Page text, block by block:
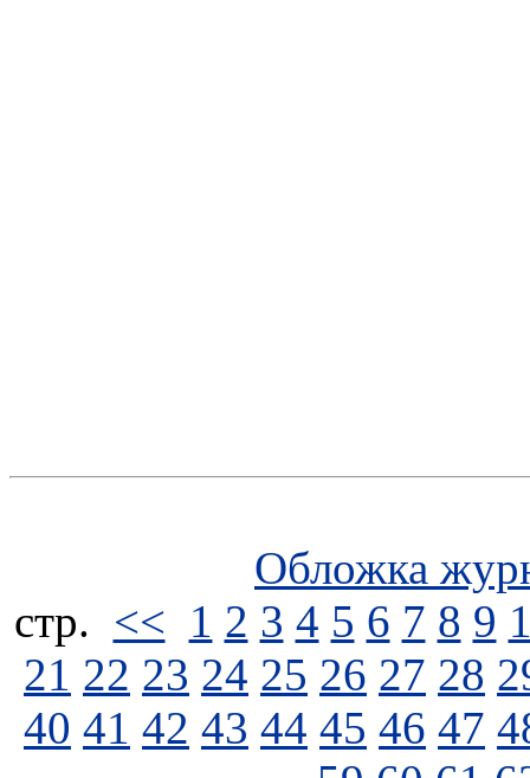
Обложка
стp. << 1 2 3 4 5 6 7 8 9
21 22 23 24 25 26 27 28
40 41 42 43 44 45 46 47